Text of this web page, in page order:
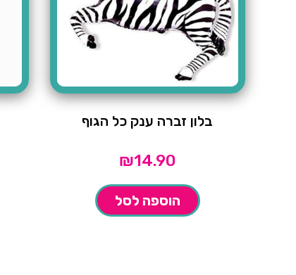
בלון זברה ענק כל הגוף
₪14.90
הוספה לסל